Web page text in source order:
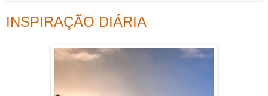
INSPIRAÇÃO DIÁRIA